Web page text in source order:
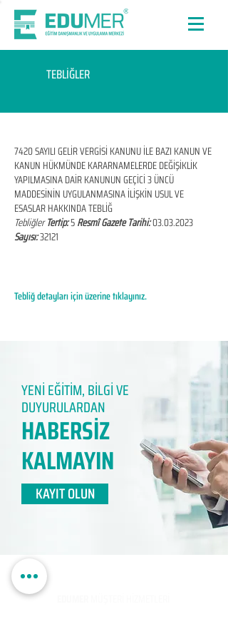
TEBLİĞLER
7420 SAYILI GELİR VERGİSİ KANUNU İLE BAZI KANUN VE
KANUN HÜKMÜNDE KARARNAMELERDE DEĞİŞİKLİK
YAPILMASINA DAİR KANUNUN GEÇİCİ 3 ÜNCÜ
MADDESİNİN UYGULANMASINA İLİŞKİN USUL VE
ESASLAR HAKKINDA TEBLİĞ
TebliğlerTertip:5Resmî Gazete Tarihi:03.03.2023
Sayısı:32121
Tebliğ detayları için üzerine tıklayınız.
YENİ EĞİTİM, BİLGİ VE
DUYURULARDAN
HABERSİZ
KALMAYIN​
KAYIT OLUN